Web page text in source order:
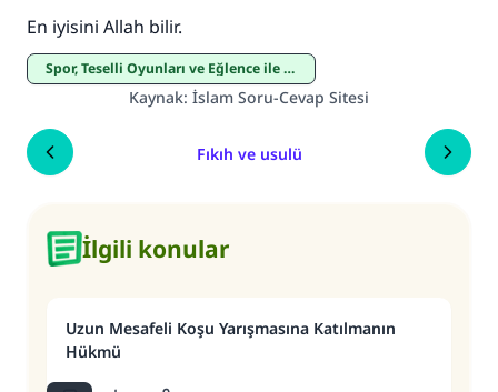
En iyisini Allah bilir.
Spor, Teselli Oyunları ve Eğlence ile İlgili Hükümler
Kaynak: İslam Soru-Cevap Sitesi
Fıkıh ve usulü
İlgili konular
Uzun Mesafeli Koşu Yarışmasına Katılmanın
Hükmü